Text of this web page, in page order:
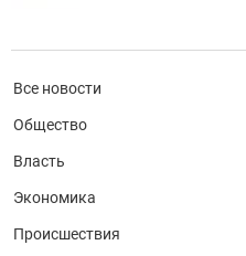
Все новости
Общество
Власть
Экономика
Происшествия